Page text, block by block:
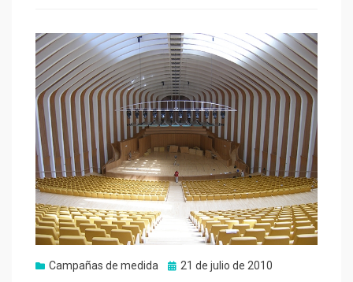
Campañas de medida
Publicado
21 de julio de 2010